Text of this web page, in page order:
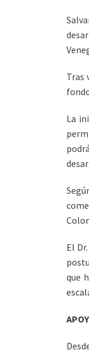
Tras
La
El
que